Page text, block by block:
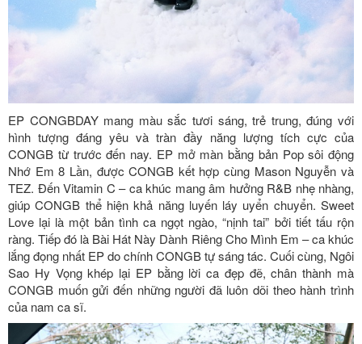
EP CONGBDAY mang màu sắc tươi sáng, trẻ trung, đúng với
hình tượng đáng yêu và tràn đầy năng lượng tích cực của
CONGB từ trước đến nay. EP mở màn bằng bản Pop sôi động
Nhớ Em 8 Lần, được CONGB kết hợp cùng Mason Nguyễn và
TEZ. Đến Vitamin C – ca khúc mang âm hưởng R&B nhẹ nhàng,
giúp CONGB thể hiện khả năng luyến láy uyển chuyển. Sweet
Love lại là một bản tình ca ngọt ngào, “nịnh tai” bởi tiết tấu rộn
ràng. Tiếp đó là Bài Hát Này Dành Riêng Cho Mình Em – ca khúc
lắng đọng nhất EP do chính CONGB tự sáng tác. Cuối cùng, Ngôi
Sao Hy Vọng khép lại EP bằng lời ca đẹp đẽ, chân thành mà
CONGB muốn gửi đến những người đã luôn dõi theo hành trình
của nam ca sĩ.